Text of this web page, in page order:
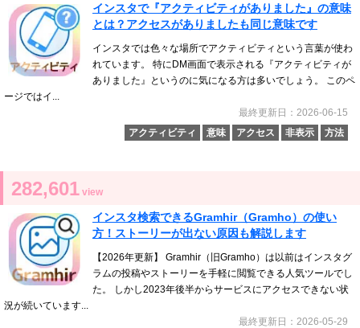
インスタで『アクティビティがありました』の意味
とは？アクセスがありましたも同じ意味です
インスタでは色々な場所でアクティビティという言葉が使わ
れています。 特にDM画面で表示される『アクティビティが
ありました』というのに気になる方は多いでしょう。 このペ
ージではイ...
最終更新日：2026-06-15
アクティビティ
意味 アクセス 非表示 方法
282,601 view
インスタ検索できるGramhir（Gramho）の使い
方！ストーリーが出ない原因も解説します
【2026年更新】 Gramhir（旧Gramho）は以前はインスタグ
ラムの投稿やストーリーを手軽に閲覧できる人気ツールでし
た。 しかし2023年後半からサービスにアクセスできない状
況が続いています...
最終更新日：2026-05-29